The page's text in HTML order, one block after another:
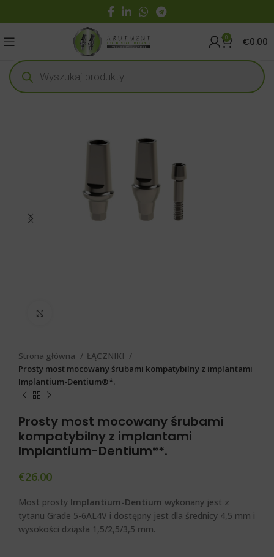
0 €0.00
Strona główna
ŁĄCZNIKI
Prosty most mocowany śrubami kompatybilny z implantami
Implantium-Dentium®*.
Prosty most mocowany śrubami
kompatybilny z implantami
Implantium-Dentium®*.
€26.00
Most prosty Implantium-Dentium wykonany jest z
tytanu Grade 5-6AL4V i dostępny jest dla średnicy 4,5 mm i
wysokości dziąsła 1,5/2,5/3,5 mm.